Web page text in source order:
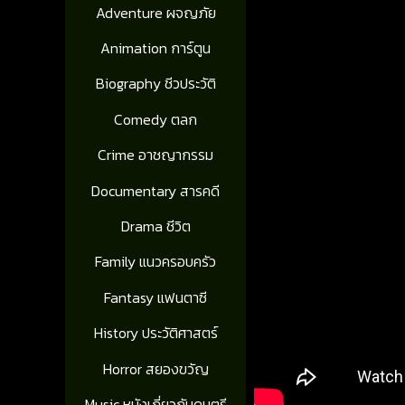
Adventure ผจญภัย
Animation การ์ตูน
Biography ชีวประวัติ
Comedy ตลก
Crime อาชญากรรม
Documentary สารคดี
Drama ชีวิต
Family แนวครอบครัว
Fantasy แฟนตาซี
History ประวัติศาสตร์
Horror สยองขวัญ